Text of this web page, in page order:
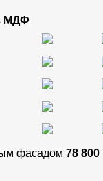
МДФ
фасадом 78 800